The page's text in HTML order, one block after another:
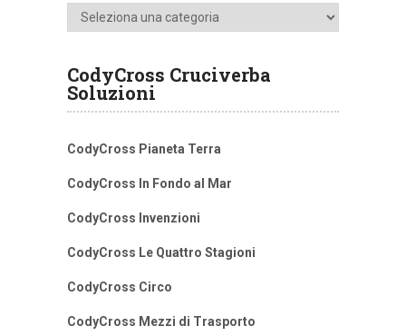
Categorie
CodyCross Cruciverba
Soluzioni
CodyCross Pianeta Terra
CodyCross In Fondo al Mar
CodyCross Invenzioni
CodyCross Le Quattro Stagioni
CodyCross Circo
CodyCross Mezzi di Trasporto